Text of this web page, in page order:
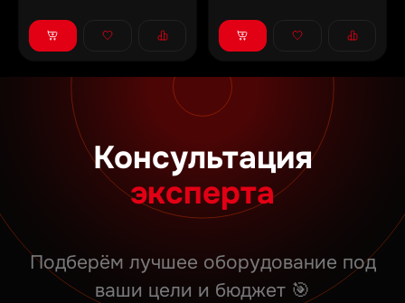
Консультация
эксперта
Подберём лучшее оборудование под
ваши цели и бюджет 🎯